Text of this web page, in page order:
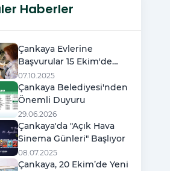
Haberler
Çankaya Evlerine
Başvurular 15 Ekim'de
Başlıyor
07.10.2025
Çankaya Belediyesi'nden
Önemli Duyuru
29.06.2026
Çankaya'da "Açık Hava
Sinema Günleri" Başlıyor
08.07.2025
Çankaya, 20 Ekim’de Yeni